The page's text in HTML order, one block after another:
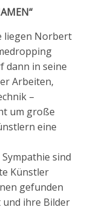
liegen Norbert
dann in seine
Arbeiten,
–
um große
eine
sind
Künstler
gefunden
und ihre Bilder